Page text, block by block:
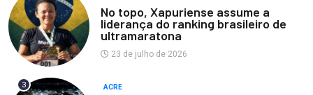
No topo, Xapuriense assume a
liderança do ranking brasileiro de
ultramaratona
23 de julho de 2026
3 ACRE